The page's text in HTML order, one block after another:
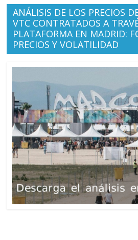
ANÁLISIS DE LOS PRECIOS
VTC CONTRATADOS A
PLATAFORMA EN MADRID:
PRECIOS Y VOLATILIDAD